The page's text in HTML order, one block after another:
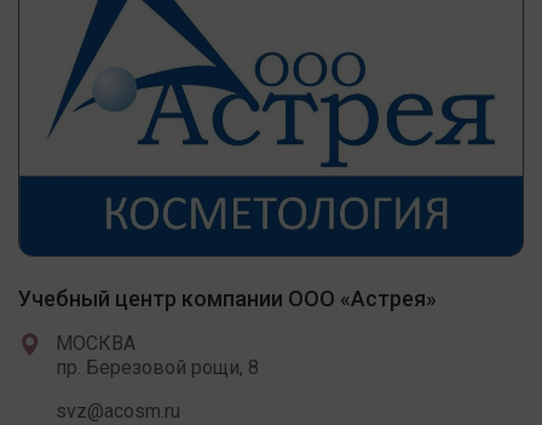
Учебный центр компании ООО «Астрея»
МОСКВА
пр. Березовой рощи, 8
svz@acosm.ru